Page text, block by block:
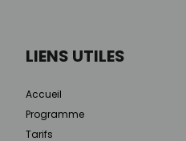
LIENS UTILES
Accueil
Programme
Tarifs